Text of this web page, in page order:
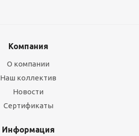
Компания
О компании
Наш коллектив
Новости
Сертификаты
Информация